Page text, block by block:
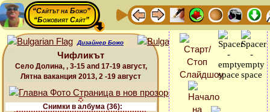
“Сайтът на Божо”
“Божовият Сайт”
Дизайнер Божо
Чифликът
Село Долина, , 3-15 and 17-19 август,
Лятна ваканция 2013, 2 -19 август
Снимки в албума (36):